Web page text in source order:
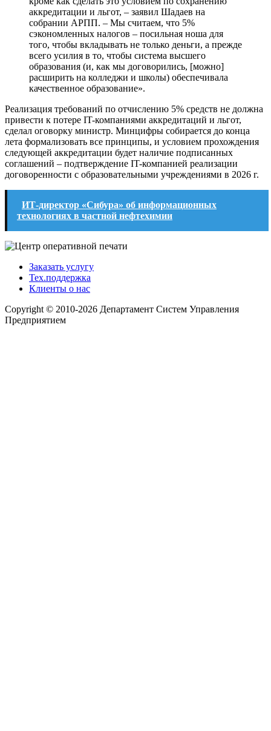
аккредитации и льгот, – заявил Шадаев на
собрании АРПП. – Мы считаем, что 5%
сэкономленных налогов – посильная ноша для
того, чтобы вкладывать не только деньги, а прежде
всего усилия в то, чтобы система высшего
образования (и, как мы договорились, [можно]
расширить на колледжи и школы) обеспечивала
качественное образование».
Реализация требований по отчислению 5% средств не должна
привести к потере IT-компаниями аккредитаций и льгот,
сделал оговорку министр. Минцифры собирается до конца
лета формализовать все принципы, и условием прохождения
следующей аккредитации будет наличие подписанных
соглашений – подтверждение IT-компанией реализации
договоренности с образовательными учреждениями в 2026 г.
ИТ-директор «Сибура» об информационных
технологиях в частной нефтехимии
Заказать услугу
Тех.поддержка
Клиенты о нас
Copyright © 2010-2026 Департамент Систем Управления
Предприятием